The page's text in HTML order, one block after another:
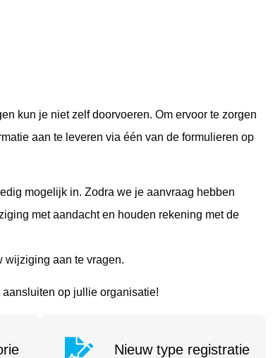
kun je niet zelf doorvoeren. Om ervoor te zorgen
aan te leveren via één van de formulieren op
mogelijk in. Zodra we je aanvraag hebben
met aandacht en houden rekening met de
wijziging aan te vragen.
op jullie organisatie!
Nieuw type registratie